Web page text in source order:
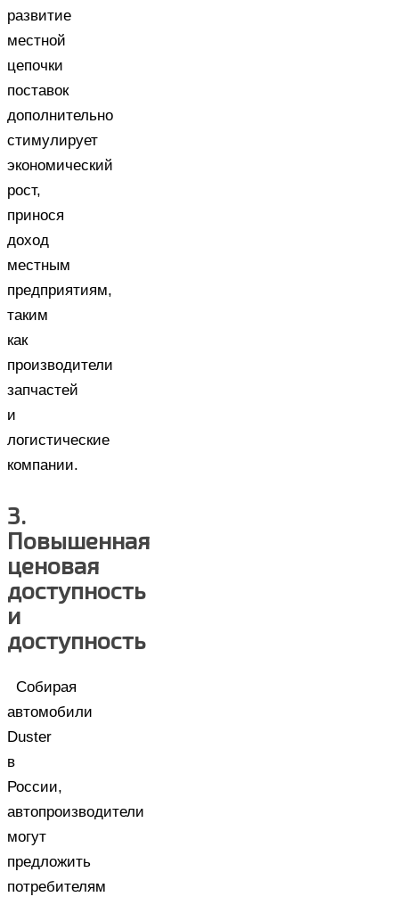
развитие
местной
цепочки
поставок
дополнительно
стимулирует
экономический
рост,
принося
доход
местным
предприятиям,
таким
как
производители
запчастей
и
логистические
компании.
3.
Повышенная
ценовая
доступность
и
доступность
Собирая
автомобили
Duster
в
России,
автопроизводители
могут
предложить
потребителям